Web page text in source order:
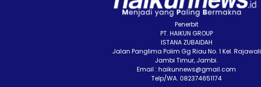
Penerbit
PT. HAIKUN GROUP
ISTANA ZUBAIDAH
Jalan Panglima Polim Gg Riau No. 1 Kel. Rajawali
Jambi Timur, Jambi.
Email : haikunnews@gmail.com
Telp/WA. 082374651174